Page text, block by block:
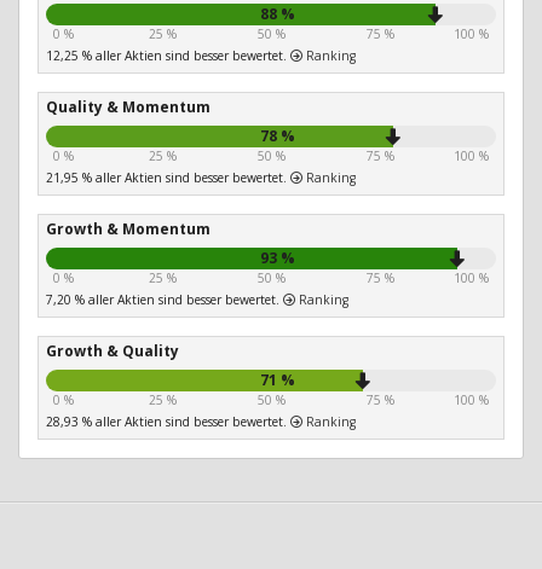
88 %
0 % 25 % 50 % 75 %
100 %
12,25 % aller Aktien sind besser bewertet.
Ranking
Quality & Momentum
78 %
0 % 25 % 50 % 75 %
100 %
21,95 % aller Aktien sind besser bewertet.
Ranking
Growth & Momentum
93 %
0 % 25 % 50 % 75 %
100 %
7,20 % aller Aktien sind besser bewertet.
Ranking
Growth & Quality
71 %
0 % 25 % 50 % 75 %
100 %
28,93 % aller Aktien sind besser bewertet.
Ranking